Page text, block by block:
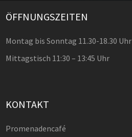
ÖFFNUNGSZEITEN
Montag bis Sonntag 11.30-18.30 Uhr
Mittagstisch 11:30 – 13:45 Uhr
KONTAKT
Promenadencafé